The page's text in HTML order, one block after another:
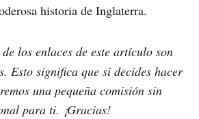
historia de Inglaterra.
los enlaces de este artículo son
Esto significa que si decides hacer
una pequeña comisión sin
para ti. ¡Gracias!